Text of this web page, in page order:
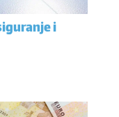
i